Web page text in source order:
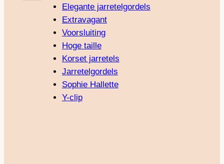
Elegante jarretelgordels
Extravagant
Voorsluiting
Hoge taille
Korset jarretels
Jarretelgordels
Sophie Hallette
Y-clip